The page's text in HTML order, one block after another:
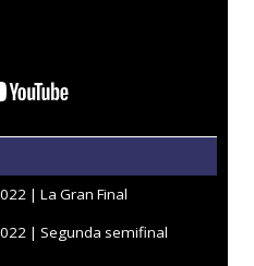
| La Gran Final
| Segunda semifinal